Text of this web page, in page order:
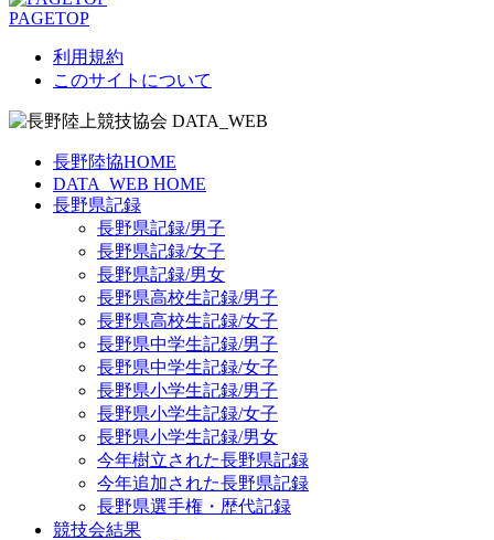
PAGETOP
利用規約
このサイトについて
長野陸協HOME
DATA_WEB HOME
長野県記録
長野県記録/男子
長野県記録/女子
長野県記録/男女
長野県高校生記録/男子
長野県高校生記録/女子
長野県中学生記録/男子
長野県中学生記録/女子
長野県小学生記録/男子
長野県小学生記録/女子
長野県小学生記録/男女
今年樹立された長野県記録
今年追加された長野県記録
長野県選手権・歴代記録
競技会結果